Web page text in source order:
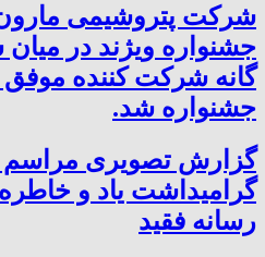
شرکت پتروشیمی مارون
جشنواره ویژند در
گانه شرکت کننده
جشنواره شد.
گزارش تصویری مراسم
گرامیداشت یاد و
رسانه فقید